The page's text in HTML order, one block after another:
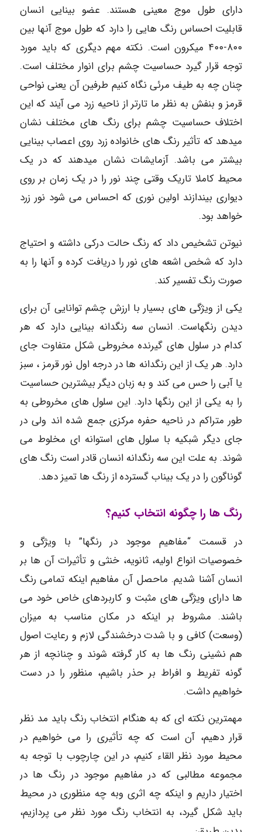
دارای طول موج معینی هستند. عضو بینایی انسان
قابلیت احساس رنگ هایی را دارد که طول موج آنها بین
۸۰۰-۴۰۰ میکرون است. نکته مهم دیگری که باید مورد
توجه قرار گیرد حساسیت چشم برای انوار مختلف است.
چنان چه به طیف مرئی نگاه کنیم طرفین آن یعنی نواحی
قرمز و بنفش به نظر ما تارتر از ناحیه زرد می آیند که این
اختلاف حساسیت چشم برای رنگ های مختلف نشان
میدهد که تأثیر رنگ های خانواده زرد روی اعصاب بینایی
بیشتر می باشد. آزمایشات نشان میدهند که در یک
محیط کاملا تاریک وقتی چند نور را در یک زمان بر روی
دیواری بیندازند اولین نوری که احساس می شود نور زرد
خواهد بود.
نیوتن تشخیص داد که رنگ حالت درکی داشته و احتیاج
دارد که شخص اشعه های نور را دریافت کرده و آنها را به
صورت رنگ تفسیر کند.
یکی از ویژگی های بسیار با ارزش چشم توانایی آن برای
دیدن رنگهاست. انسان سه رنگدانه بینایی دارد که هر
کدام در سلول های گیرنده مخروطی شکل متفاوت جای
دارد. هر یک از این رنگدانه ها در درجه اول نور قرمز ، سبز
یا آبی را حس می کند و به زبان دیگر بیشترین حساسیت
را به یکی از این رنگها دارد. این سلول های مخروطی به
طور متراکم در ناحیه حفره مرکزی جمع شده اند ولی در
جای دیگر شبکیه با سلول های استوانه ای مخلوط می
شوند. به علت این سه رنگدانه انسان قادر است رنگ های
گوناگون را در یک بیناب گسترده از رنگ ها تمیز دهد.
رنگ ها را چگونه انتخاب کنیم؟
در قسمت “مفاهیم موجود در رنگها” با ویژگی و
خصوصیات انواع اولیه، ثانویه، خنثی و تأثیرات آن ها بر
انسان آشنا شدیم. ماحصل آن مفاهیم اینکه تمامی رنگ
ها دارای ویژگی های مثبت و کاربردهای خاص خود می
باشند. مشروط بر اینکه در مکان مناسب به میزان
(وسعت) کافی و با شدت درخشندگی لازم و رعایت اصول
هم نشینی رنگ ها به کار گرفته شوند و چنانچه از هر
گونه تفریط و افراط بر حذر باشیم، منظور را در دست
خواهیم داشت.
مهمترین نکته ای که به هنگام انتخاب رنگ باید مد نظر
قرار دهیم، آن است که چه تأثیری را می خواهیم در
محیط مورد نظر القاء کنیم، در این چارچوب با توجه به
مجموعه مطالبی که در مفاهیم موجود در رنگ ها در
اختیار داریم و اینکه چه اثری وبه چه منظوری در محیط
باید شکل گیرد، به انتخاب رنگ مورد نظر می پردازیم،